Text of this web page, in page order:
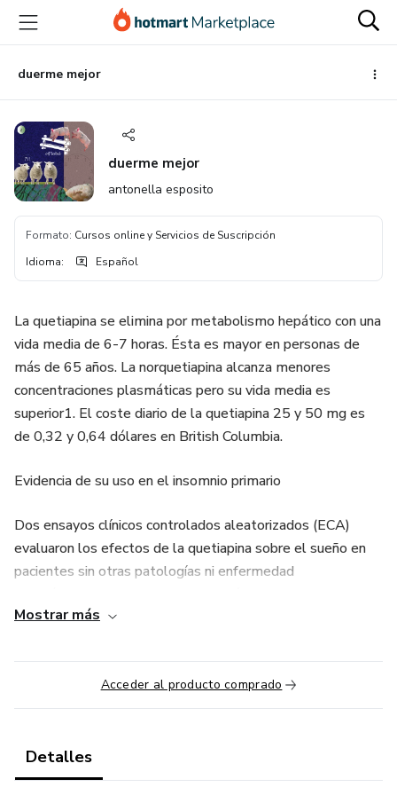
principal
página
de
página
duerme mejor
duerme mejor
antonella esposito
Formato: Cursos online y Servicios de Suscripción
Idioma: Español
La quetiapina se elimina por metabolismo hepático con una
vida media de 6-7 horas. Ésta es mayor en personas de
más de 65 años. La norquetiapina alcanza menores
concentraciones plasmáticas pero su vida media es
superior1. El coste diario de la quetiapina 25 y 50 mg es
de 0,32 y 0,64 dólares en British Columbia.
Evidencia de su uso en el insomnio primario
Dos ensayos clínicos controlados aleatorizados (ECA)
evaluaron los efectos de la quetiapina sobre el sueño en
pacientes sin otras patologías ni enfermedad
insomnio5; el otro se realizó sobre voluntarios sanos sin
placebo y unicéntrico, que evaluó a 14 varones. Se
administró placebo o quetiapina a dosis de 25 ó 100 mg,
administradas durante 3 noches consecutivas, con un
Se realizaron registros de polisomnografía cada noche y se
rellenaron cuestionarios subjetivos de puntuación del
Mostrar más
Acceder al producto comprado
Detalles